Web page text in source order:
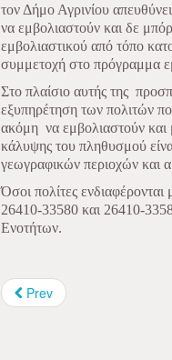
τον Δήμο Αγρινίου
να εμβολιαστούν και δε
εμβολιαστικού από τόπο
συμμετοχή στο πρόγραμμα
Στο πλαίσιο αυτής της
εξυπηρέτηση των πολιτών
ακόμη να εμβολιαστούν
κάλυψης του πληθυσμού
γεωγραφικών περιοχών και
Όσοι πολίτες
26410-33580 και 26410-
Ενοτήτων.
Prev